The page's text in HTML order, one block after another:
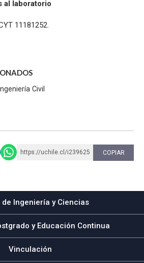
Civil
al laboratorio
11181252.
https://uchile.cl/i239625 COPIAR
de Ingeniería y Ciencias
y Educación Continua
Vinculación